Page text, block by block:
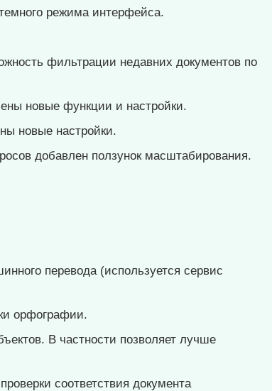
режима интерфейса.
фильтрации недавних документов по
новые функции и настройки.
новые настройки.
добавлен ползунок масштабирования.
перевода (используется сервис
орфографии.
В частности позволяет лучше
соответствия документа